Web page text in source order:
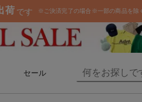
セール